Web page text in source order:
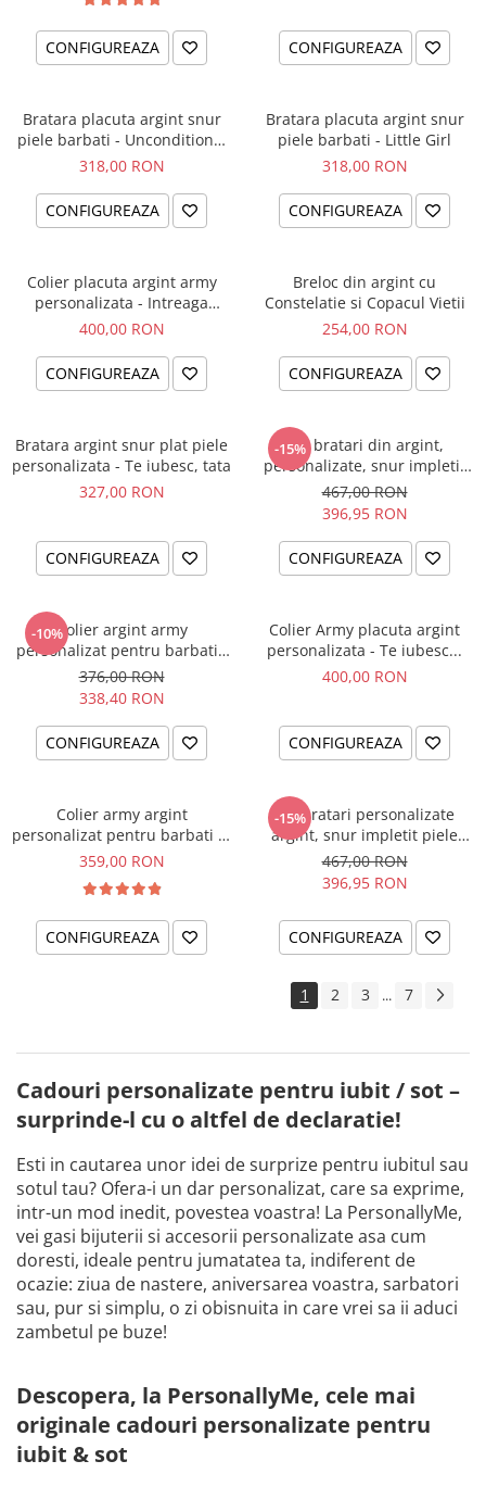
CONFIGUREAZA CONFIGUREAZA
Bratara placuta argint snur
piele barbati - Unconditional
Love
318,00 RON
CONFIGUREAZA
Bratara placuta argint snur
piele barbati - Little Girl
318,00 RON
CONFIGUREAZA
Colier placuta argint army
personalizata - Intreaga
lume...
400,00 RON
CONFIGUREAZA
Breloc din argint cu
Constelatie si Copacul Vietii
254,00 RON
CONFIGUREAZA
Bratara argint snur plat piele
personalizata - Te iubesc, tata
327,00 RON
CONFIGUREAZA
-15%
Set bratari din argint,
personalizate, snur impletit
piele - Family
467,00 RON
396,95 RON
CONFIGUREAZA
-10%Colier argint army
personalizat pentru barbati -
Busola iubirii
376,00 RON
338,40 RON
CONFIGUREAZA
Colier Army placuta argint
personalizata - Te iubesc...
400,00 RON
CONFIGUREAZA
Colier army argint
personalizat pentru barbati - I
am
359,00 RON
CONFIGUREAZA
-15%
Set bratari personalizate
argint, snur impletit piele
naturala - Cadou Nunta
467,00 RON
396,95 RON
CONFIGUREAZA
1 2 3 ... 7
Cadouri personalizate pentru iubit / sot –
surprinde-l cu o altfel de declaratie!
Esti in cautarea unor idei de surprize pentru iubitul sau
sotul tau? Ofera-i un dar personalizat, care sa exprime,
intr-un mod inedit, povestea voastra! La PersonallyMe,
vei gasi bijuterii si accesorii personalizate asa cum
doresti, ideale pentru jumatatea ta, indiferent de
ocazie: ziua de nastere, aniversarea voastra, sarbatori
sau, pur si simplu, o zi obisnuita in care vrei sa ii aduci
zambetul pe buze!
Descopera, la PersonallyMe, cele mai
originale cadouri personalizate pentru
iubit & sot